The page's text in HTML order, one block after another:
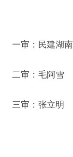
一审：民建湖南
二审：毛阿雪
三审：张立明